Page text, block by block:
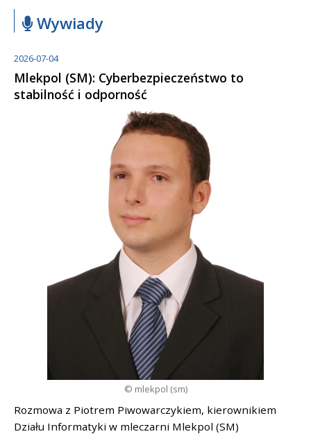
Wywiady
2026-07-04
Mlekpol (SM): Cyberbezpieczeństwo to
stabilność i odporność
© mlekpol (sm)
Rozmowa z Piotrem Piwowarczykiem, kierownikiem
Działu Informatyki w mleczarni Mlekpol (SM)